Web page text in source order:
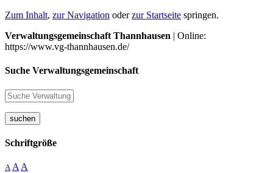
Zum Inhalt, zur Navigation oderzur Startseite springen.
Verwaltungsgemeinschaft Thannhausen | Online:
https://www.vg-thannhausen.de/
Suche Verwaltungsgemeinschaft
suchen
Schriftgröße
A A A